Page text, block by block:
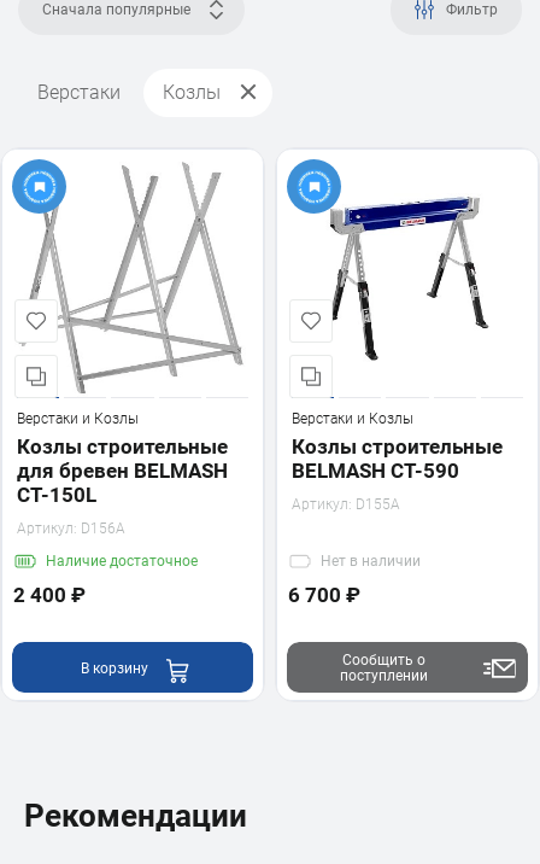
Сначала популярные Фильтр
Верстаки Козлы
Верстаки и Козлы
Козлы строительные
для бревен BELMASH
CT-150L
Артикул: D156A
Наличие достаточное
2 400 ₽
В корзину
Верстаки и Козлы
Козлы строительные
BELMASH CT-590
Артикул: D155A
Нет в наличии
6 700 ₽
Сообщить о
поступлении
Рекомендации